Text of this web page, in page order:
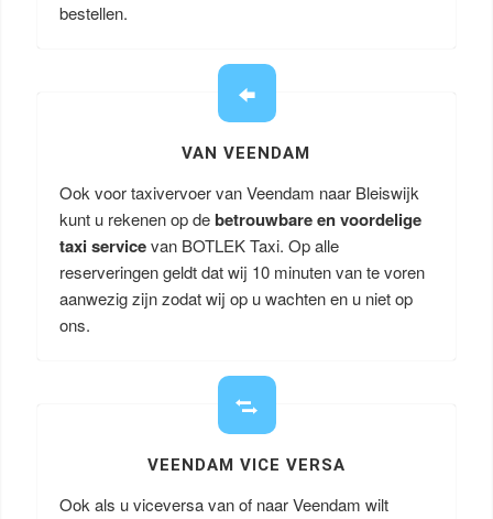
bestellen.
VAN VEENDAM
Ook voor taxivervoer van Veendam naar Bleiswijk
kunt u rekenen op debetrouwbare en voordelige
taxi servicevan BOTLEK Taxi. Op alle
reserveringen geldt dat wij 10 minuten van te voren
aanwezig zijn zodat wij op u wachten en u niet op
ons.
VEENDAM VICE VERSA
Ook als u viceversa van of naar Veendam wilt